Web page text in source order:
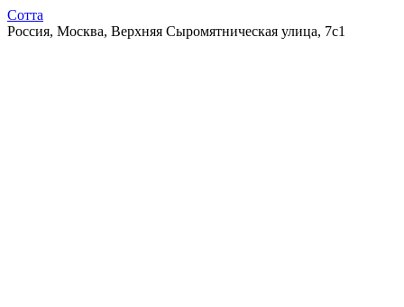
Сотта
Россия, Москва, Верхняя Сыромятническая улица, 7с1